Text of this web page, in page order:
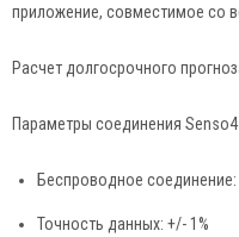
приложение, совместимое со
Расчет долгосрочного
Параметры соединения
Беспроводное
Точность данных: +/- 1%